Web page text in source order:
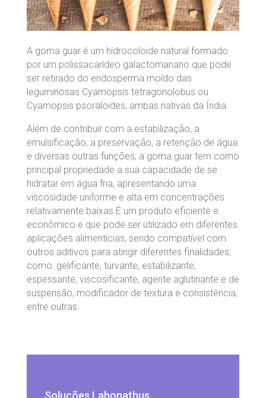
A goma guar é um hidrocoloide natural formado
por um polissacarídeo galactomanano que pode
ser retirado do endosperma moído das
leguminosas Cyamopsis tetragonolobus ou
Cyamopsis psoraloides, ambas nativas da Índia.
Além de contribuir com a estabilização, a
emulsificação, a preservação, a retenção de água
e diversas outras funções, a goma guar tem como
principal propriedade a sua capacidade de se
hidratar em água fria, apresentando uma
viscosidade uniforme e alta em concentrações
relativamente baixas.É um produto eficiente e
econômico e que pode ser utilizado em diferentes
aplicações alimentícias, sendo compatível com
outros aditivos para atingir diferentes finalidades,
como: gelificante, turvante, estabilizante,
espessante, viscosificante, agente aglutinante e de
suspensão, modificador de textura e consistência,
entre outras.
Soluções Labonathus